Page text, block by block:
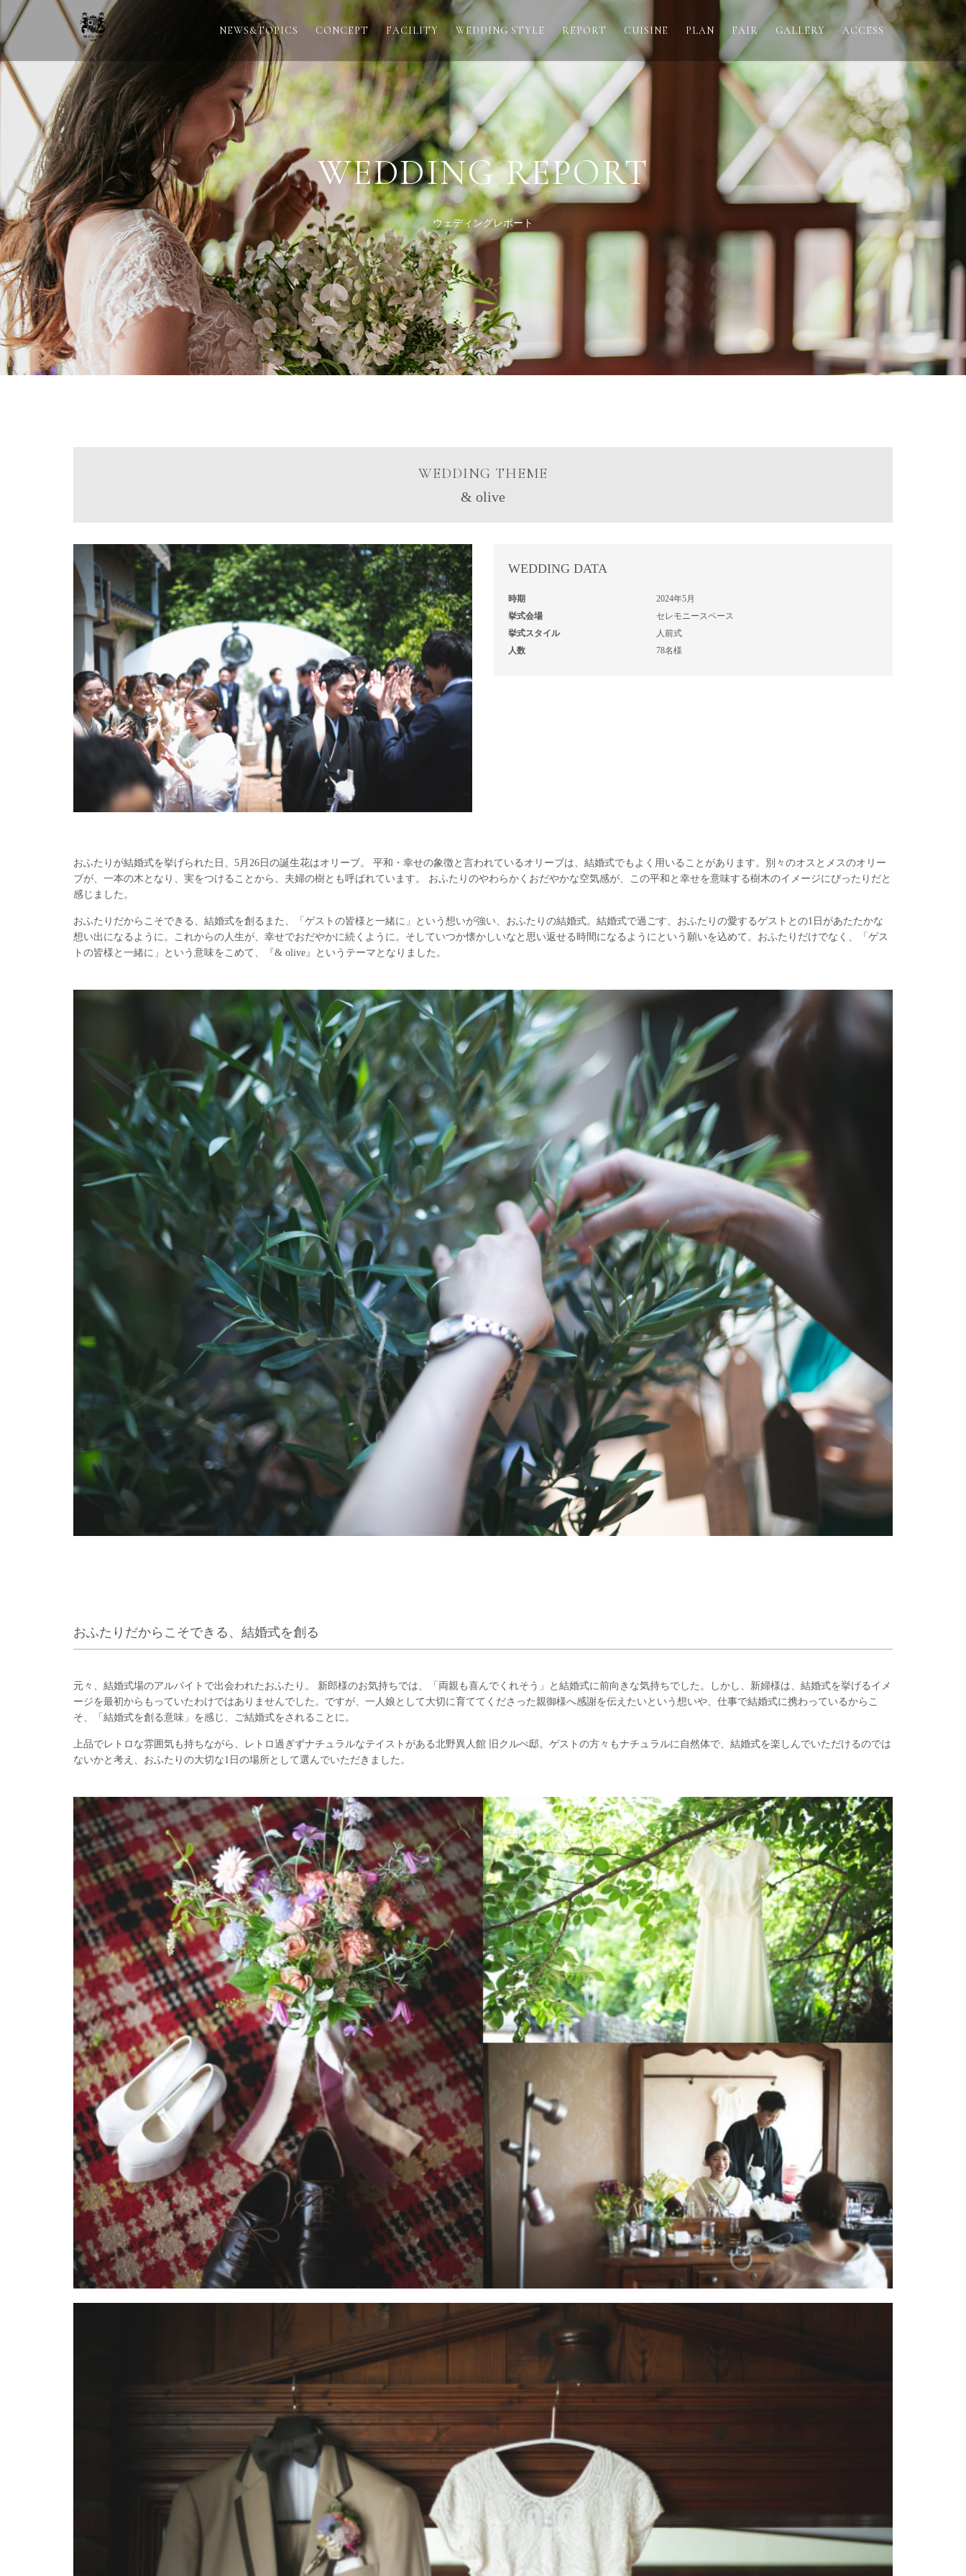
NEWS&TOPICS CONCEPT FACILITY WEDDING STYLE REPORT CUISINE PLAN FAIR GALLERY ACCESS
WEDDING REPORT
ウェディングレポート
WEDDING THEME
& olive
WEDDING DATA
時期
2024年5月
挙式会場
セレモニースペース
挙式スタイル
人前式
人数
78名様
おふたりが結婚式を挙げられた日、5月26日の誕生花はオリーブ。 平和・幸せの象徴と言われているオリーブは、結婚式でもよく用いることがあります。別々のオスとメスのオリー
ブが、一本の木となり、実をつけることから、夫婦の樹とも呼ばれています。 おふたりのやわらかくおだやかな空気感が、この平和と幸せを意味する樹木のイメージにぴったりだと
感じました。
おふたりだからこそできる、結婚式を創るまた、「ゲストの皆様と一緒に」という想いが強い、おふたりの結婚式。結婚式で過ごす、おふたりの愛するゲストとの1日があたたかな
想い出になるように。これからの人生が、幸せでおだやかに続くように。そしていつか懐かしいなと思い返せる時間になるようにという願いを込めて。おふたりだけでなく、「ゲス
トの皆様と一緒に」という意味をこめて、『& olive』というテーマとなりました。
おふたりだからこそできる、結婚式を創る
元々、結婚式場のアルバイトで出会われたおふたり。 新郎様のお気持ちでは、「両親も喜んでくれそう」と結婚式に前向きな気持ちでした。しかし、新婦様は、結婚式を挙げるイメ
ージを最初からもっていたわけではありませんでした。ですが、一人娘として大切に育ててくださった親御様へ感謝を伝えたいという想いや、仕事で結婚式に携わっているからこ
そ、「結婚式を創る意味」を感じ、ご結婚式をされることに。
上品でレトロな雰囲気も持ちながら、レトロ過ぎずナチュラルなテイストがある北野異人館 旧クルぺ邸。ゲストの方々もナチュラルに自然体で、結婚式を楽しんでいただけるのでは
ないかと考え、おふたりの大切な1日の場所として選んでいただきました。